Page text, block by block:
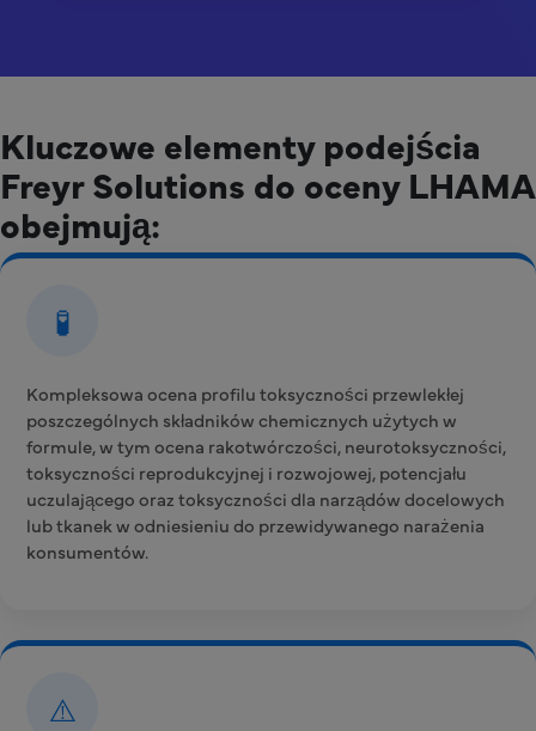
Kluczowe elementy podejścia
Freyr Solutions do oceny LHAMA
obejmują:
🧪
Kompleksowa ocena profilu toksyczności przewlekłej
poszczególnych składników chemicznych użytych w
formule, w tym ocena rakotwórczości, neurotoksyczności,
toksyczności reprodukcyjnej i rozwojowej, potencjału
uczulającego oraz toksyczności dla narządów docelowych
lub tkanek w odniesieniu do przewidywanego narażenia
konsumentów.
⚠️